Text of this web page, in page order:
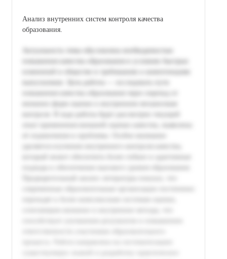
Анализ внутренних систем контроля качества
образования.